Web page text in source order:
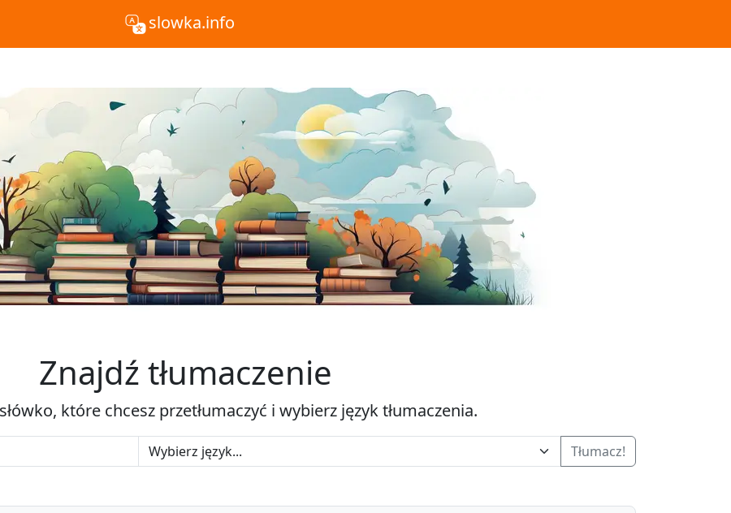
slowka.info
Znajdź tłumaczenie
które chcesz przetłumaczyć i wybierz język tłumaczenia.
Tłumacz!